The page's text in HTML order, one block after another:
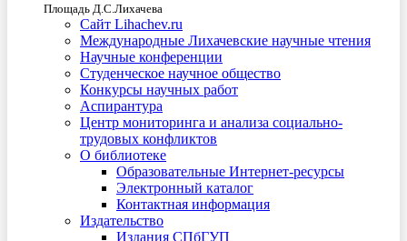
Площадь Д.С.Лихачева
Сайт Lihachev.ru
Международные Лихачевские научные чтения
Научные конференции
Студенческое научное общество
Конкурсы научных работ
Аспирантура
Центр мониторинга и анализа социально-
трудовых конфликтов
О библиотеке
Образовательные Интернет-ресурсы
Электронный каталог
Контактная информация
Издательство
Издания СПбГУП